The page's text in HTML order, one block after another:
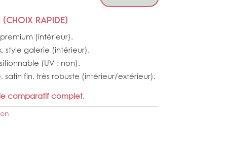
(choix rapide)
(intérieur).
style galerie (intérieur).
(UV : non).
fin, très robuste (intérieur/extérieur).
comparatif complet.